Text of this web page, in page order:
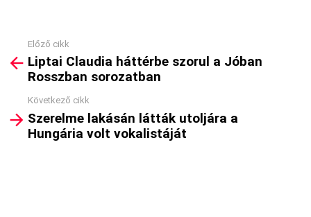
more
Előző cikk
Liptai Claudia háttérbe szorul a Jóban
Rosszban sorozatban
Következő cikk
Szerelme lakásán látták utoljára a
Hungária volt vokalistáját